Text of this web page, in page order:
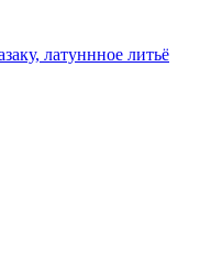
латуннное литьё